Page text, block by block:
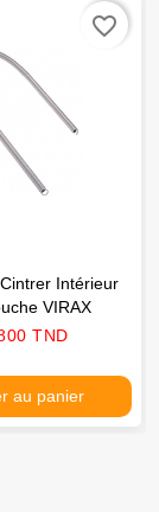
Intérieur
VIRAX
TND
au panier
favorite_border